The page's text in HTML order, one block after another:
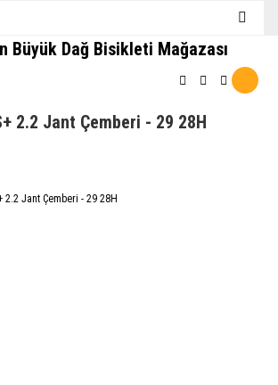
Büyük Dağ Bisikleti Mağazası
2.2 Jant Çemberi - 29 28H